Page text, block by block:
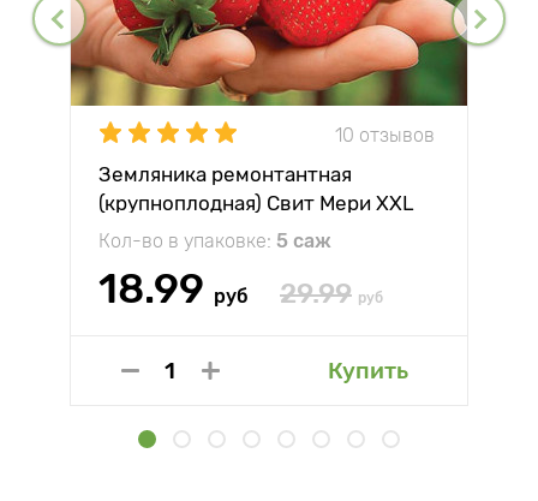
10 отзывов
Земляника ремонтантная
(крупноплодная) Свит Мери XXL
Кол-во в упаковке: 5 саж
18.99 руб 29.99 руб
Купить